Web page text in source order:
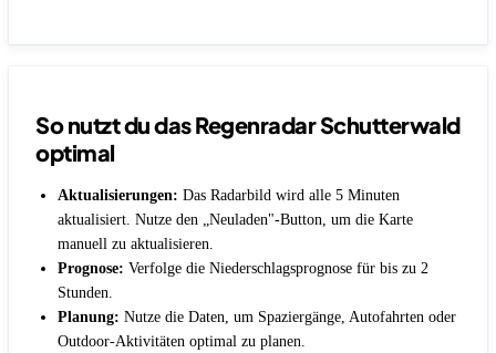
So nutzt du das Regenradar Schutterwald
optimal
Aktualisierungen: Das Radarbild wird alle 5 Minuten
aktualisiert. Nutze den „Neuladen"-Button, um die Karte
manuell zu aktualisieren.
Prognose: Verfolge die Niederschlagsprognose für bis zu 2
Stunden.
Planung: Nutze die Daten, um Spaziergänge, Autofahrten oder
Outdoor-Aktivitäten optimal zu planen.